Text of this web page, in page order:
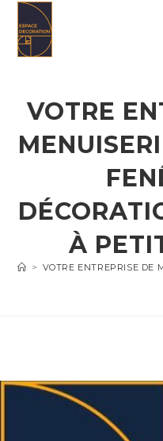
content
VOTRE
À
> VOTRE ENTREPRISE DE